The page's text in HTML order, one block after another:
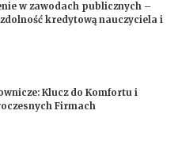
w zawodach publicznych –
kredytową nauczyciela i
Klucz do Komfortu i
Firmach